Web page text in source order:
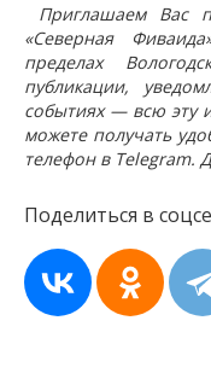
Приглашаем Вас
«Северная
пределах
публикации,
событиях — всю эту
можете получать
телефон в Telegram.
Поделиться в